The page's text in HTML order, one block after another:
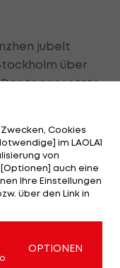
jubelt
über
Der topgesetzte
mit 537.000 Euro
und 6:2 durch. Der
Revanche für
beim Masters
zweite Duell mit
Cookies
im LAOLA1
von
auch eine
Ihre Einstellungen
über den Link in
OPTIONEN